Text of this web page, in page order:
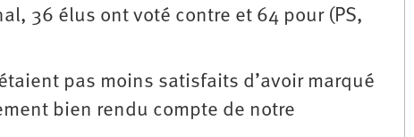
36 élus ont voté contre et 64 pour (PS,
pas moins satisfaits d’avoir marqué
bien rendu compte de notre